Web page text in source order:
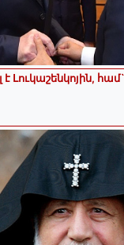
Լուկաշենկոյին,